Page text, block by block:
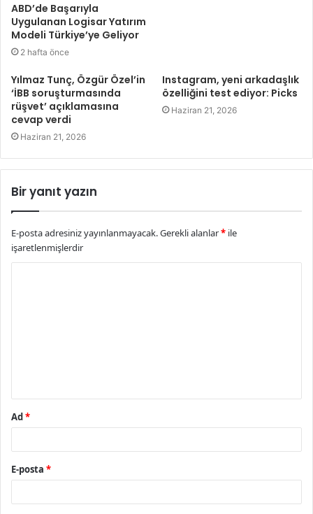
ABD’de Başarıyla
Uygulanan Logisar Yatırım
Modeli Türkiye’ye Geliyor
2 hafta önce
Yılmaz Tunç, Özgür Özel’in
‘İBB soruşturmasında
rüşvet’ açıklamasına
cevap verdi
Haziran 21, 2026
Instagram, yeni arkadaşlık
özelliğini test ediyor: Picks
Haziran 21, 2026
Bir yanıt yazın
E-posta adresiniz yayınlanmayacak.Gerekli alanlar* ile
işaretlenmişlerdir
Ad*
E-posta *